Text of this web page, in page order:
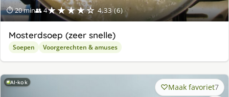
⏱ 20 min👥 4★★★★☆ 4.33 (6)
Mosterdsoep (zeer snelle)
Soepen Voorgerechten & amuses
AI-kok Maak favoriet7